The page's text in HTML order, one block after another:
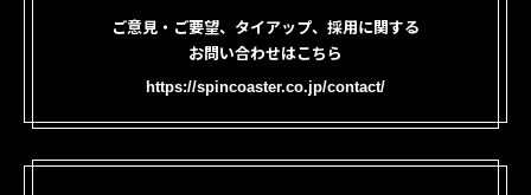
ご意見・ご要望、タイアップ、採用に関する
お問い合わせはこちら
https://spincoaster.co.jp/contact/